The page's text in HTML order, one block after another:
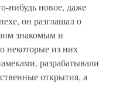
нибудь новое, даже
он разглашал о
знакомым и
некоторые из них
разрабатывали
открытия, а